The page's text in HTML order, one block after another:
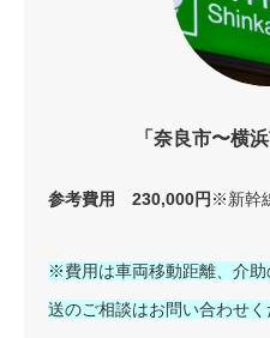
「奈良市〜横
参考費用 230,000円 ※新幹
※費用は車両移動距離、介
送のご相談はお問い合わせく